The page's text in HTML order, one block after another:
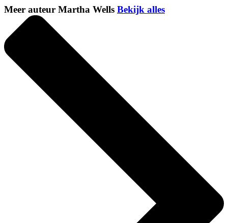
Meer auteur Martha Wells Bekijk alles